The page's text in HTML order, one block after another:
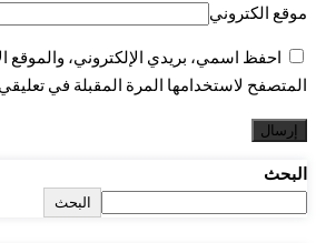
موقع الكتروني
احفظ اسمي، بريدي الإلكتروني، والموقع
المتصفح لاستخدامها المرة المقبلة في تعليقي.
البحث
البحث